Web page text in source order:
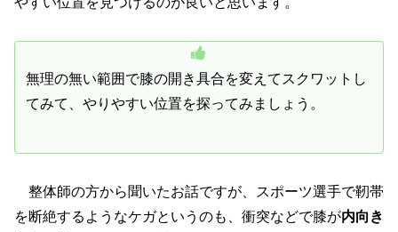
無理の無い範囲で膝の開き具合を変えてスクワットし
てみて、やりやすい位置を探ってみましょう。
整体師の方から聞いたお話ですが、スポーツ選手で靭帯
を断絶するようなケガというのも、衝突などで膝が内向き